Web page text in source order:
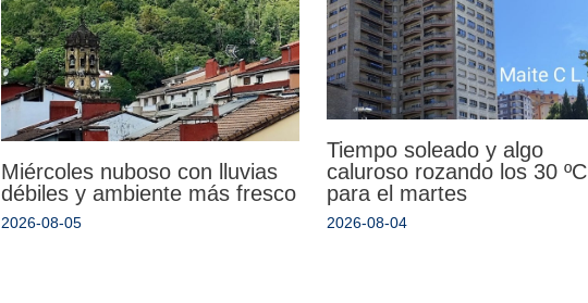
Miércoles nuboso con lluvias
débiles y ambiente más fresco
2026-08-05
Tiempo soleado y algo
caluroso rozando los 30 ºC
para el martes
2026-08-04